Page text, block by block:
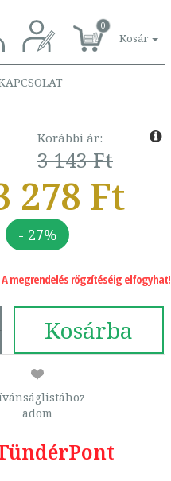
0
Kosár
Korábbi ár:
3 143 Ft
278 Ft
- 27%
megrendelés rögzítéséig elfogyhat!
Kosárba
adom